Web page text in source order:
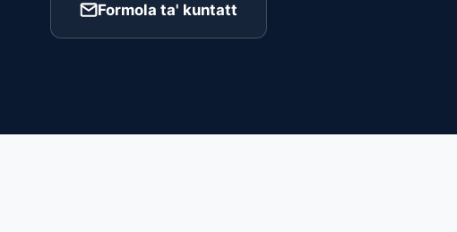
Formola ta' kuntatt